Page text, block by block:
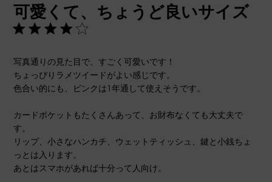
可愛くて、ちょうど良いサイズ
写真通りの見た目で、すごく可愛いです！
ちょっぴりラメツイードがよい感じです。
色合い的にも、ピンクは1年通して使えそうです。
カードポケットもたくさんあって、お財布なくても大丈夫で
す。
リップ、小さなハンカチ、ウェットティッシュ、鍵と小銭ちょ
っとは入ります。
あとはスマホがあれば十分って人向け。